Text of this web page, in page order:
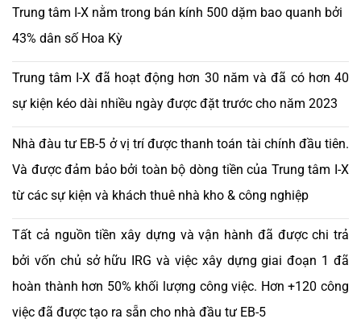
Trung tâm I-X nằm trong bán kính 500 dặm bao quanh bởi
43% dân số Hoa Kỳ
Trung tâm I-X đã hoạt động hơn 30 năm và đã có hơn 40
sự kiện kéo dài nhiều ngày được đặt trước cho năm 2023
Nhà đàu tư EB-5 ở vị trí được thanh toán tài chính đầu tiên.
Và được đảm bảo bởi toàn bộ dòng tiền của Trung tâm I-X
từ các sự kiện và khách thuê nhà kho & công nghiệp
Tất cả nguồn tiền xây dựng và vận hành đã được chi trả
bởi vốn chủ sở hữu IRG và việc xây dựng giai đoạn 1 đã
hoàn thành hơn 50% khối lượng công việc. Hơn +120 công
việc đã được tạo ra sẵn cho nhà đầu tư EB-5